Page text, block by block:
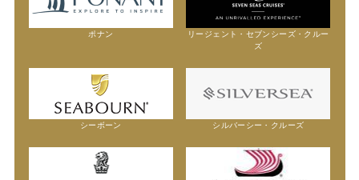
ポナン
リージェント・セブンシーズ・クルー
ズ
シーボーン シルバーシー・クルーズ